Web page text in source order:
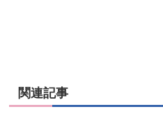
関連記事